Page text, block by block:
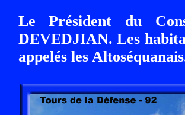
Le Président du
DEVEDJIAN. Les
appelés les